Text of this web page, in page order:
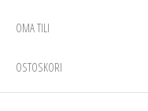
OMA TILI
OSTOSKORI